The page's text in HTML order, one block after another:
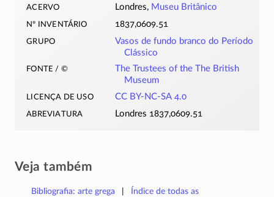
acervo Londres, Museu Britânico
nº inventário 1837,0609.51
grupo
Vasos de fundo branco do Período
Clássico
fonte / ©
The Trustees of the The British
Museum
licença de uso CC BY-NC-SA 4.0
abreviatura Londres 1837,0609.51
Veja também
Bibliografia: arte grega
Índice de todas as